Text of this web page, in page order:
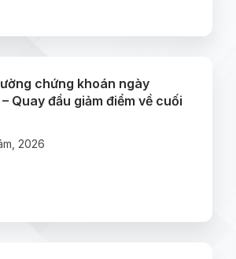
chứng khoán ngày
Quay đầu giảm điểm về cuối
2026